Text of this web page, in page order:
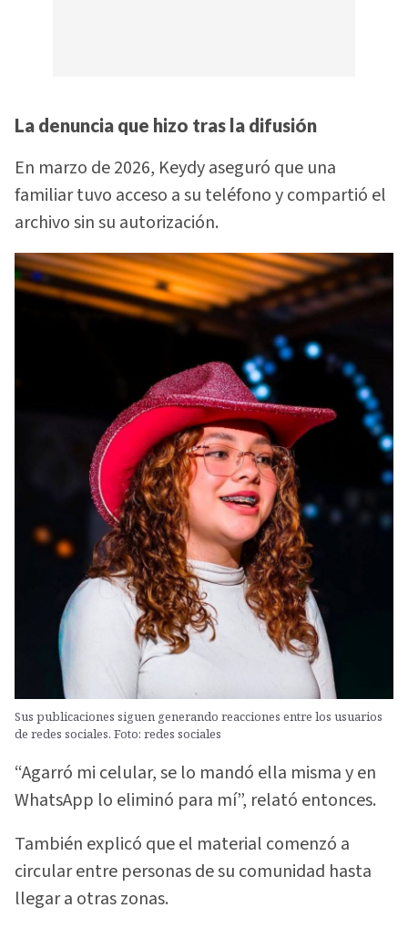
La denuncia que hizo tras la difusión
En marzo de 2026, Keydy aseguró que una
familiar tuvo acceso a su teléfono y compartió el
archivo sin su autorización.
Sus publicaciones siguen generando reacciones entre los usuarios
de redes sociales. Foto: redes sociales
“Agarró mi celular, se lo mandó ella misma y en
WhatsApp lo eliminó para mí”, relató entonces.
También explicó que el material comenzó a
circular entre personas de su comunidad hasta
llegar a otras zonas.